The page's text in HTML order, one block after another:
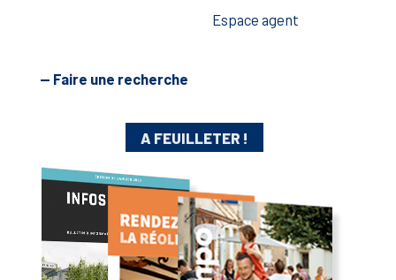
Espace agent
— Faire une recherche
A FEUILLETER !